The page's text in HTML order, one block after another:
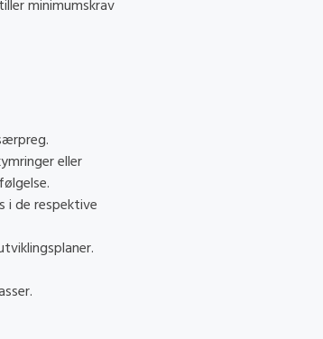
minimumskrav
eller
i de respektive